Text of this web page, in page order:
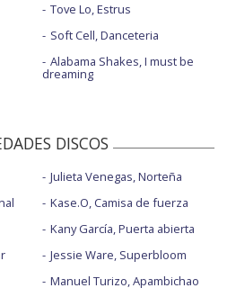
Tove Lo, Estrus
Soft Cell, Danceteria
Alabama Shakes, I must be
dreaming
DISCOS
Julieta Venegas, Norteña
Kase.O, Camisa de fuerza
Kany García, Puerta abierta
Jessie Ware, Superbloom
Manuel Turizo, Apambichao